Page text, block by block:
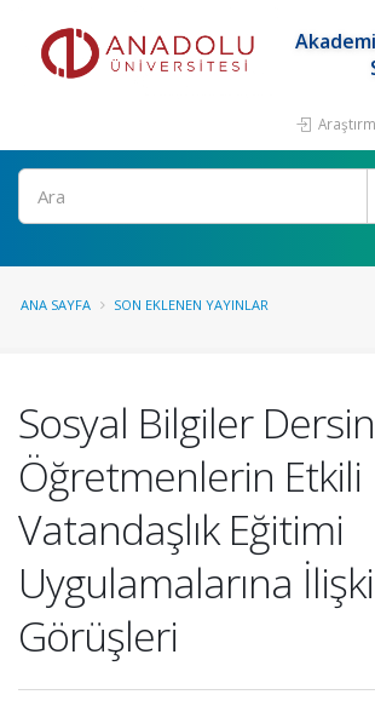
Ara
ANA SAYFA SON EKLENEN YAYINLAR
Sosyal Bilgiler
Öğretmenlerin Etkili
Vatandaşlık Eğitimi
Uygulamalarına
Görüşleri